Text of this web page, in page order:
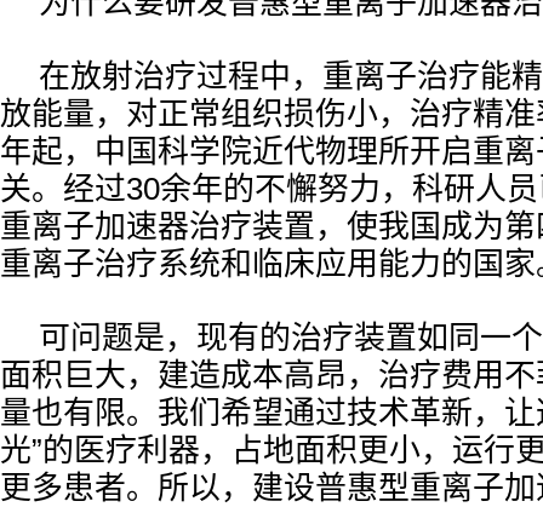
在放射治疗过程中，重离子治疗能
放能量，对正常组织损伤小，治疗精
年起，中国科学院近代物理所开启重
关。经过30余年的不懈努力，科研人
重离子加速器治疗装置，使我国成为
重离子治疗系统和临床应用能力的国家
可问题是，现有的治疗装置如同一
面积巨大，建造成本高昂，治疗费用
量也有限。我们希望通过技术革新，让
光”的医疗利器，占地面积更小，运行
更多患者。所以，建设普惠型重离子